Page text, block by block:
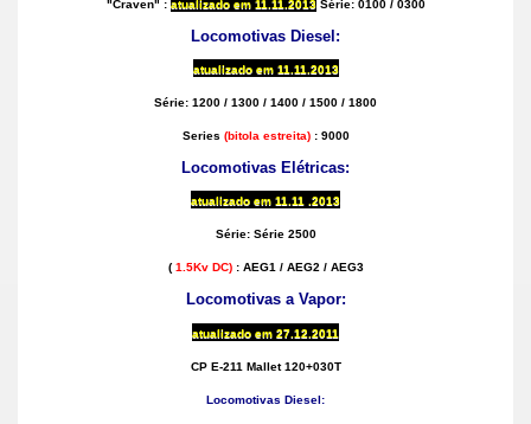
"Craven" : atualizado em11.11.2013Série: 0100 / 0300
Locomotivas Diesel:
atualizado em11.11.2013
Série: 1200 / 1300 / 1400 / 1500 / 1800
Series (bitola estreita): 9000
Locomotivas Elétricas:
atualizado em 11.11 .2013
Série: Série 2500
( 1.5Kv DC): AEG1 / AEG2 / AEG3
Locomotivas a Vapor:
atualizado em 27.12.2011
CP E-211 Mallet 120+030T
Locomotivas Diesel: